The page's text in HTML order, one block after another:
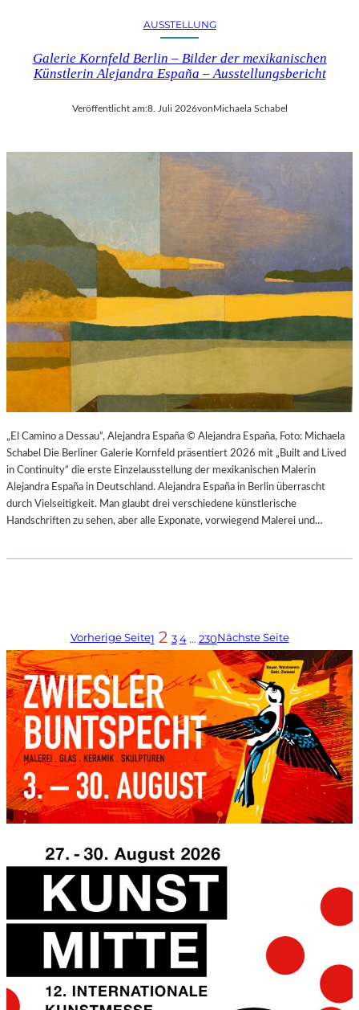
AUSSTELLUNG
Galerie Kornfeld Berlin – Bilder der mexikanischen
Künstlerin Alejandra España – Ausstellungsbericht
Veröffentlicht am:8. Juli 2026vonMichaela Schabel
„El Camino a Dessau“, Alejandra España © Alejandra España, Foto: Michaela
Schabel Die Berliner Galerie Kornfeld präsentiert 2026 mit „Built and Lived
in Continuity“ die erste Einzelausstellung der mexikanischen Malerin
Alejandra España in Deutschland. Alejandra España in Berlin überrascht
durch Vielseitigkeit. Man glaubt drei verschiedene künstlerische
Handschriften zu sehen, aber alle Exponate, vorwiegend Malerei und…
Vorherige Seite1 2 3 4 … 230Nächste Seite